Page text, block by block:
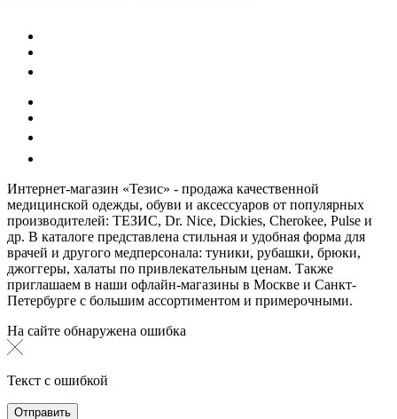
Интернет-магазин «Тезис» - продажа качественной
медицинской одежды, обуви и аксессуаров от популярных
производителей: ТЕЗИС, Dr. Nice, Dickies, Cherokee, Pulse и
др. В каталоге представлена стильная и удобная форма для
врачей и другого медперсонала: туники, рубашки, брюки,
джоггеры, халаты по привлекательным ценам. Также
приглашаем в наши офлайн-магазины в Москве и Санкт-
Петербурге с большим ассортиментом и примерочными.
На сайте обнаружена ошибка
Текст с ошибкой